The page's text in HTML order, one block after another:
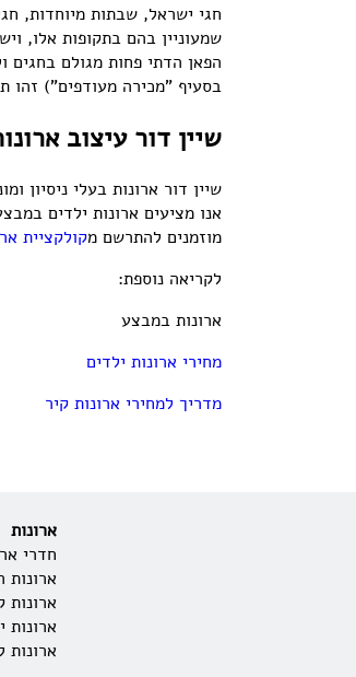
חגי ישראל, שבתות מיוחדות,
שמעוניין בהם בתקופות אלו,
הפאן הדתי פחות מגולם בחגים
בסעיף "מכירה מעודפים")
שיין דור עיצוב
שיין דור ארונות בעלי ניסיון
אנו מציעים ארונות ילדים
מוזמנים להתרשם מקולקציית
לקריאה נוספת:
ארונות במבצע
מחירי ארונות ילדים
מדריך למחירי ארונות קיר
ארונות
חדרי
ארונות
ארונות
ארונות
ארונות